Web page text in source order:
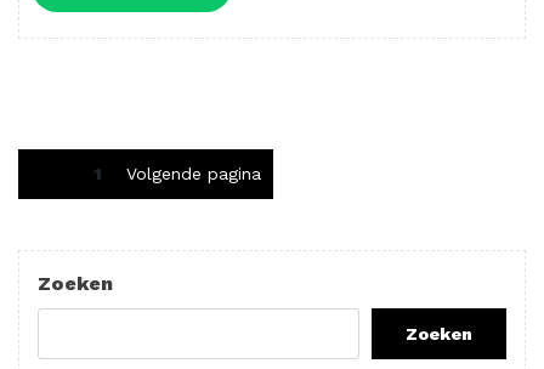
meer
Berichten
1 Volgende pagina
Zoeken
Zoeken